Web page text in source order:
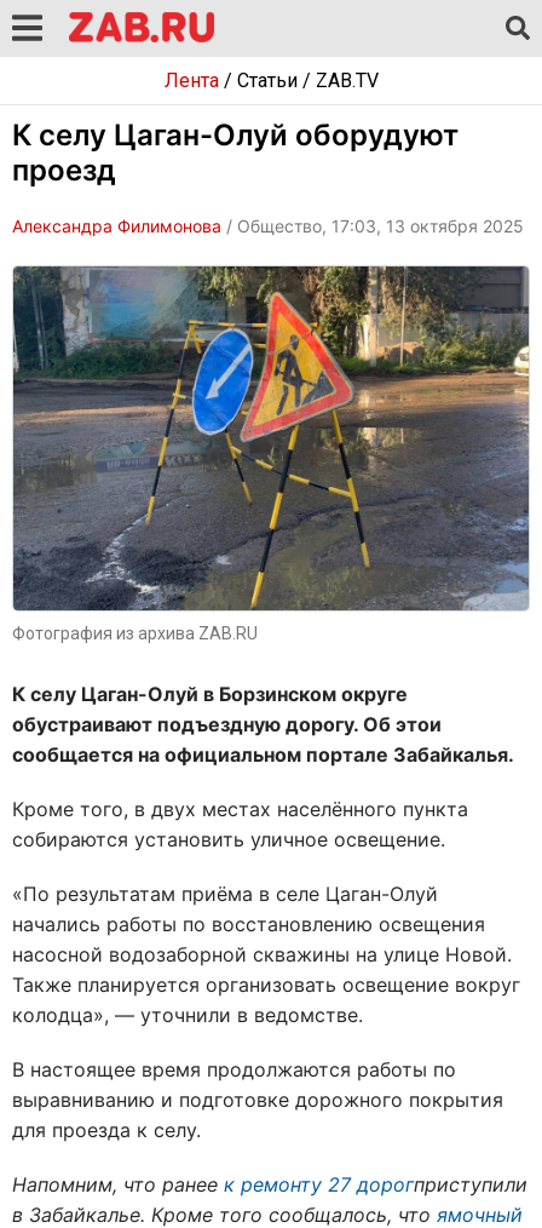
Лента/ Статьи/ ZAB.TV
К селу Цаган-Олуй оборудуют
проезд
Александра Филимонова / Общество, 17:03, 13 октября 2025
Фотография из архива ZAB.RU
К селу Цаган-Олуй в Борзинском округе
обустраивают подъездную дорогу. Об этои
сообщается на официальном портале Забайкалья.
Кроме того, в двух местах населённого пункта
собираются установить уличное освещение.
«По результатам приёма в селе Цаган-Олуй
начались работы по восстановлению освещения
насосной водозаборной скважины на улице Новой.
Также планируется организовать освещение вокруг
колодца», — уточнили в ведомстве.
В настоящее время продолжаются работы по
выравниванию и подготовке дорожного покрытия
для проезда к селу.
Напомним, что ранее к ремонту 27 дорогприступили
в Забайкалье. Кроме того сообщалось, что ямочный